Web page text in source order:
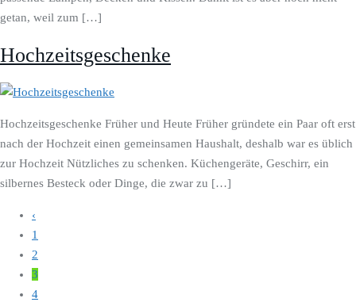
getan, weil zum […]
Hochzeitsgeschenke
Hochzeitsgeschenke Früher und Heute Früher gründete ein Paar oft erst
nach der Hochzeit einen gemeinsamen Haushalt, deshalb war es üblich
zur Hochzeit Nützliches zu schenken. Küchengeräte, Geschirr, ein
silbernes Besteck oder Dinge, die zwar zu […]
‹
1
2
3
4